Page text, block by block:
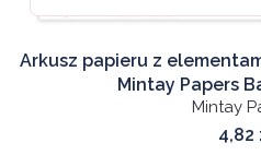
Arkusz papieru z
Mintay Papers
Mintay
Cena
4,82